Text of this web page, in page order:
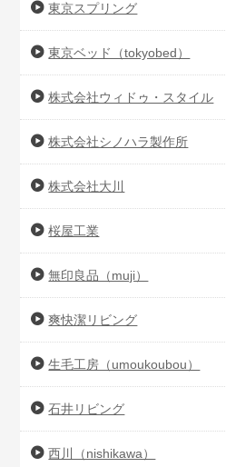
東京スプリング
東京ベッド（tokyobed）
株式会社ウィドゥ・スタイル
株式会社シノハラ製作所
株式会社大川
桜屋工業
無印良品（muji）
爽快潔リビング
生毛工房（umoukoubou）
石井リビング
西川（nishikawa）